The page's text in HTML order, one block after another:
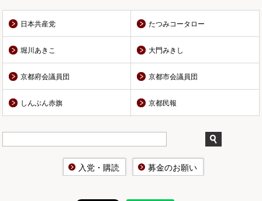
日本共産党 たつみコータロー
堀川あきこ 大門みきし
京都府会議員団 京都市会議員団
しんぶん赤旗 京都民報
入党・購読 募金のお願い